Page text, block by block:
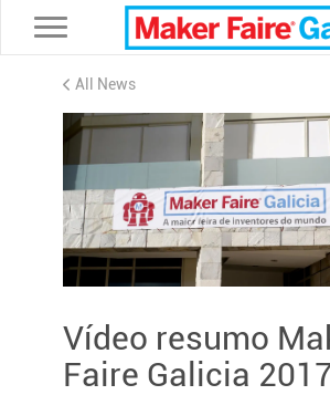
Toggle navigation
All News
Vídeo resumo
Faire Galicia